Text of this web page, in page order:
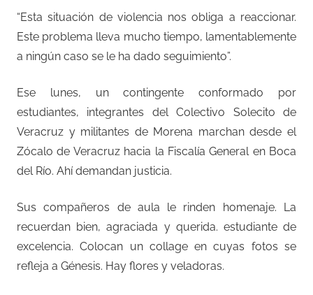
“Esta situación de violencia nos obliga a reaccionar.
Este problema lleva mucho tiempo, lamentablemente
a ningún caso se le ha dado seguimiento”.
Ese lunes, un contingente conformado por
estudiantes, integrantes del Colectivo Solecito de
Veracruz y militantes de Morena marchan desde el
Zócalo de Veracruz hacia la Fiscalía General en Boca
del Río. Ahí demandan justicia.
Sus compañeros de aula le rinden homenaje. La
recuerdan bien, agraciada y querida. estudiante de
excelencia. Colocan un collage en cuyas fotos se
refleja a Génesis. Hay flores y veladoras.